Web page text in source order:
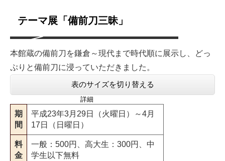
テーマ展「備前刀三昧」
本館蔵の備前刀を鎌倉～現代まで時代順に展示し、どっ
ぷりと備前刀に浸っていただきました。
表のサイズを切り替える
詳細
期
間
平成23年3月29日（火曜日）～4月
17日（日曜日）
料
金
一般：500円、高大生：300円、中
学生以下無料